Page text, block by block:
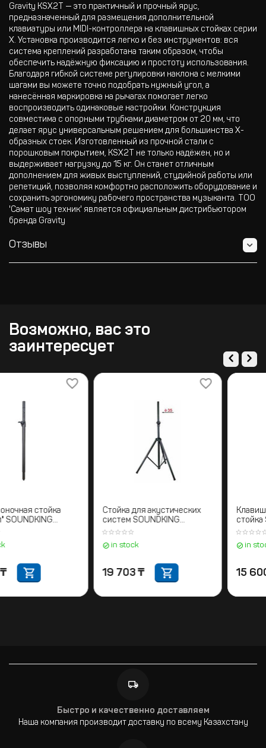
Gravity KSX2T — это практичный и прочный ярус,
предназначенный для размещения дополнительной
клавиатуры или MIDI-контроллера на клавишных стойках серии
X. Установка производится легко и без инструментов: вся
система креплений разработана таким образом, чтобы
обеспечить надёжную фиксацию и простоту использования.
Благодаря гибкой системе регулировки наклона с мелкими
шагами вы можете точно подобрать нужный угол, а
нанесённая маркировка на рычагах помогает легко
воспроизводить одинаковые настройки. Конструкция
совместима с опорными трубками диаметром от 20 мм, что
делает ярус универсальным решением для большинства Х-
образных стоек. Изготовленный из прочной стали с
порошковым покрытием, KSX2T не только надёжен, но и
выдерживает нагрузку до 15 кг. Он станет отличным
дополнением для живых выступлений, студийной работы или
репетиций, позволяя комфортно расположить оборудование и
сохранить эргономику рабочего пространства музыканта. ТОО
'Самат шоу техник' является официальным дистрибьютором
бренда Gravity
Отзывы
Возможно, вас это
заинтересует
стойка
топ" SOUNDKING
395₸
Стойка для акустических
систем SOUNDKING
DB009В
19 703₸
Быстро и качественно доставляем
Наша компания производит доставку по всему Казахстану